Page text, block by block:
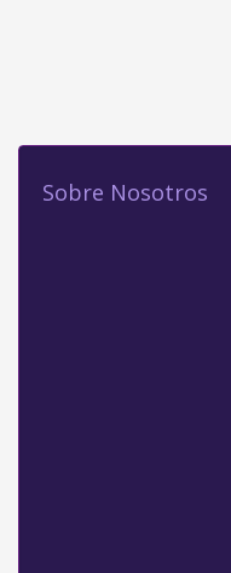
Sobre Nosotros